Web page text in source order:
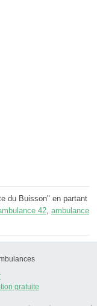
du Buisson" en partant
42, ambulance
gratuite